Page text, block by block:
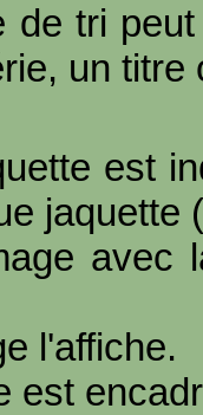
de tri
un titre
est
jaquette (
avec
l'affiche.
est